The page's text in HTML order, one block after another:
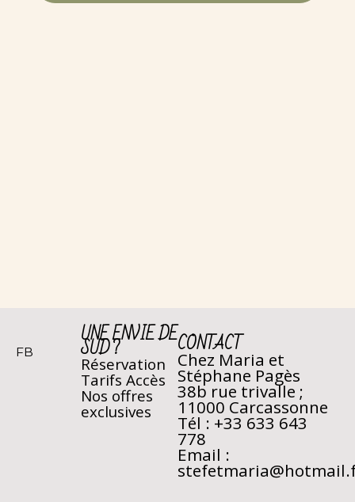
FB
UNE ENVIE DE
SUD ?
Réservation
Tarifs Accès
Nos offres
exclusives
CONTACT
Chez Maria et
Stéphane Pagès
38b rue trivalle ;
11000 Carcassonne
Tél : +33 633 643
778
Email :